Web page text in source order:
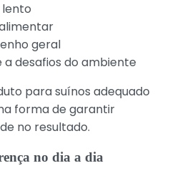
geral
a desafios do ambiente
para suínos adequado
forma de garantir
no resultado.
no dia a dia